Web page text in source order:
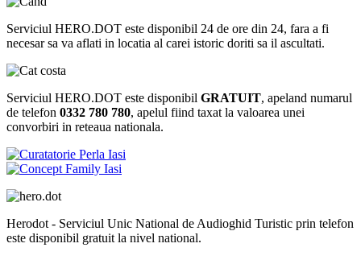
Serviciul HERO.DOT este disponibil 24 de ore din 24, fara a fi
necesar sa va aflati in locatia al carei istoric doriti sa il ascultati.
Serviciul HERO.DOT este disponibil GRATUIT, apeland numarul
de telefon 0332 780 780, apelul fiind taxat la valoarea unei
convorbiri in reteaua nationala.
Herodot - Serviciul Unic National de Audioghid Turistic prin telefon
este disponibil gratuit la nivel national.